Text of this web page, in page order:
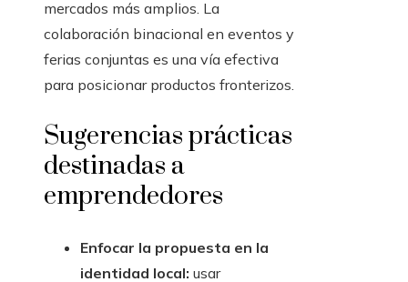
mercados más amplios. La
colaboración binacional en eventos y
ferias conjuntas es una vía efectiva
para posicionar productos fronterizos.
Sugerencias prácticas
destinadas a
emprendedores
Enfocar la propuesta en la
identidad local: usar